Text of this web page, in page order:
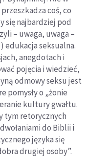
coś, co
się najbardziej pod
– uwaga, uwaga –
edukacja seksualna.
anegdotach i
pojęcia i wiedzieć,
odmowy seksu jest
pomysły o „żonie
kultury gwałtu.
tym retorycznych
do Biblii i
języka się
drugiej osoby”.